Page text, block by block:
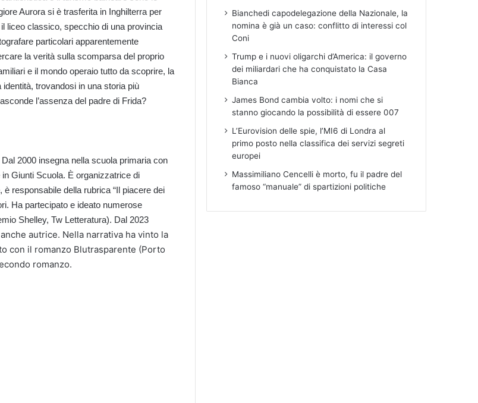
Aurora si è trasferita in Inghilterra per
liceo classico, specchio di una provincia
particolari apparentemente
la verità sulla scomparsa del proprio
e il mondo operaio tutto da scoprire, la
trovandosi in una storia più
l’assenza del padre di Frida?
2000 insegna nella scuola primaria con
Giunti Scuola. È organizzatrice di
responsabile della rubrica “Il piacere dei
Ha partecipato e ideato numerose
Shelley, Tw Letteratura). Dal 2023
autrice. Nella narrativa ha vinto la
con il romanzo Blutrasparente (Porto
romanzo.
Bianchedi capodelegazione della Nazionale, la
nomina è già un caso: conflitto di interessi col
Coni
Trump e i nuovi oligarchi d’America: il governo
dei miliardari che ha conquistato la Casa
Bianca
James Bond cambia volto: i nomi che si
stanno giocando la possibilità di essere 007
L’Eurovision delle spie, l’MI6 di Londra al
primo posto nella classifica dei servizi segreti
europei
Massimiliano Cencelli è morto, fu il padre del
famoso “manuale” di spartizioni politiche